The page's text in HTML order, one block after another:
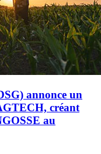
annonce un
créant
au